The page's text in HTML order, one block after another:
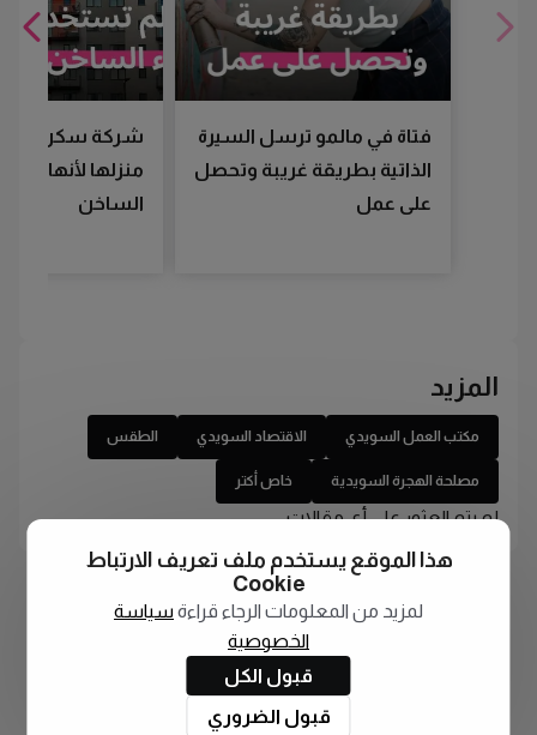
فتاة في مالمو ترسل السيرة
الذاتية بطريقة غريبة وتحصل
على عمل
شركة سكن
منزلها لأنها لم
الساخن
المزيد
مكتب العمل السويدي الاقتصاد السويدي الطقس
مصلحة الهجرة السويدية خاص أكتر
لم يتم العثور على أي مقالات
هذا الموقع يستخدم ملف تعريف الارتباط
Cookie
لمزيد من المعلومات الرجاء قراءة سياسة
الخصوصية
قبول الكل
قبول الضروري